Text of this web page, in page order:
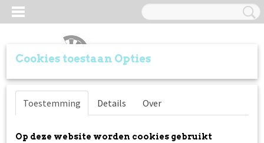
Inloggen Registreren
UW WINKELWAGEN
Home> Zoeken
Cookies toestaan Opties
Toestemming Details Over
Op deze website worden cookies gebruikt